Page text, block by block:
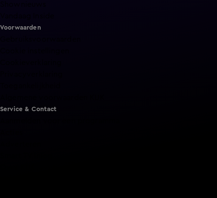
Voorwaarden
Service & Contact